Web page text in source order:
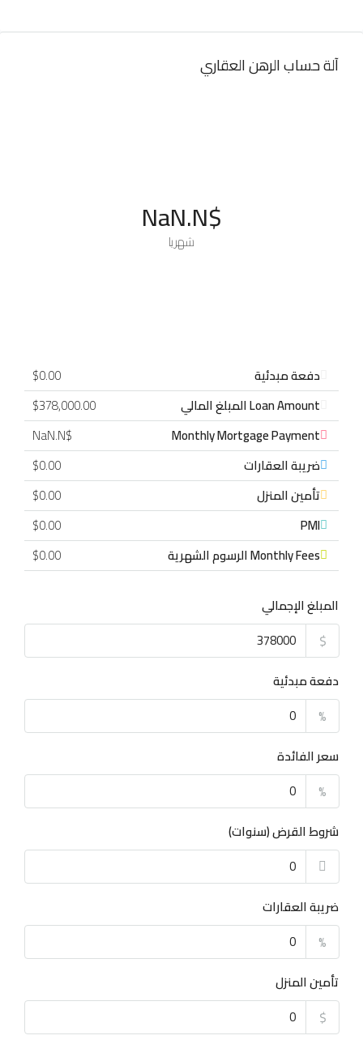
آلة حساب الرهن العقاري
$NaN.N
شهريا
دفعة مبدئية
$0.00
Loan Amount المبلغ المالي
$378,000.00
Monthly Mortgage Payment
$NaN.N
ضريبة العقارات
$0.00
تأمين المنزل
$0.00
PMI
$0.00
Monthly Fees الرسوم الشهرية
$0.00
المبلغ الإجمالي
$
دفعة مبدئية
%
سعر الفائدة
%
شروط القرض (سنوات)
ضريبة العقارات
%
تأمين المنزل
$